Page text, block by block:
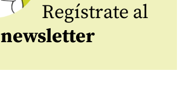
Regístrate al
newsletter